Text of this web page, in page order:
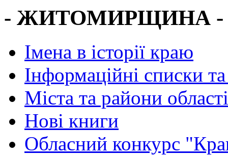
- ЖИТОМИРЩИНА -
Імена в історії краю
Інформаційні списки
Міста та райони області
Нові книги
Обласний конкурс